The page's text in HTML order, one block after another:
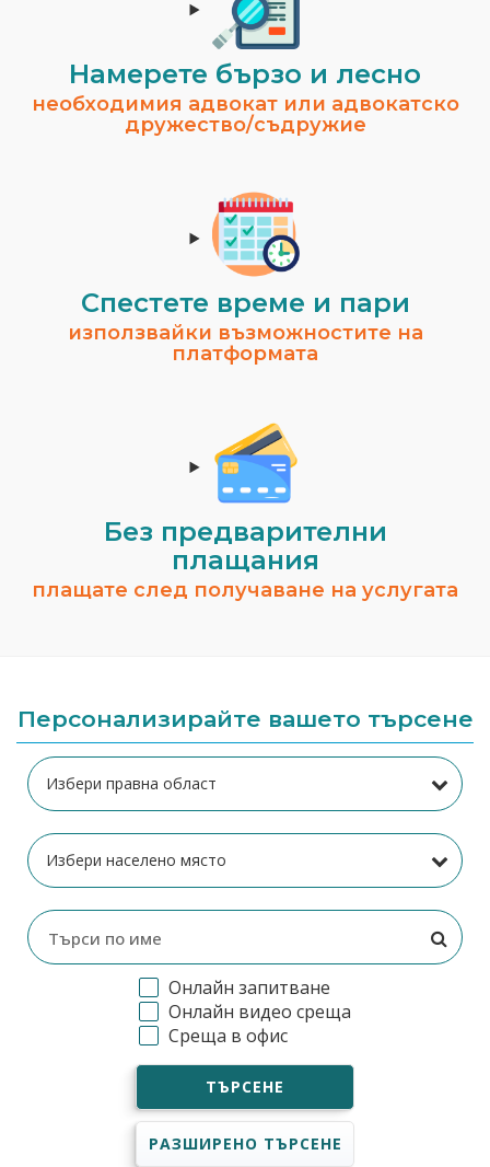
Намерете бързо и лесно
необходимия адвокат или адвокатско
дружество/съдружие
Спестeте време и пари
използвайки възможностите на
платформата
Без предварителни
плащания
плащате след получаване на услугата
Персонализирайте вашето търсене
Онлайн запитване
Онлайн видео среща
Среща в офис
ТЪРСЕНЕ
РАЗШИРЕНО ТЪРСЕНЕ